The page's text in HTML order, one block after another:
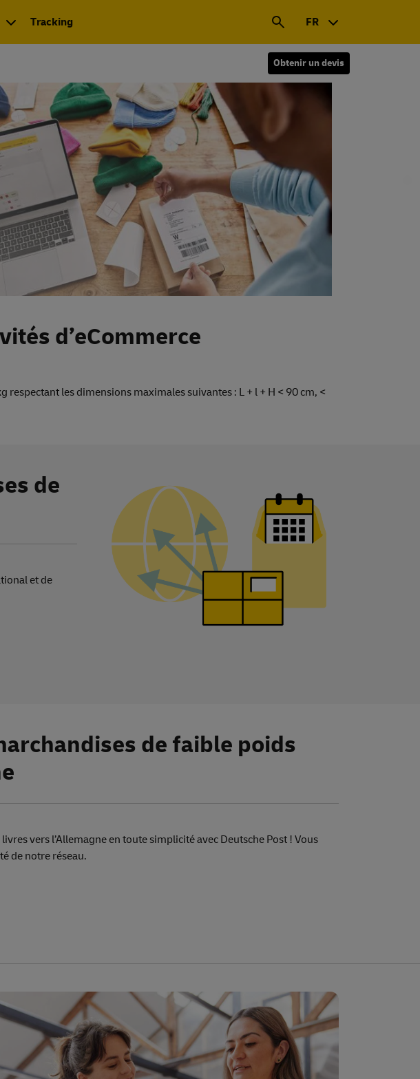
Tracking FR
Obtenir un devis
d’eCommerce
respectant les dimensions maximales suivantes : L + l + H < 90 cm, <
de
et de
de faible poids
vers l’Allemagne en toute simplicité avec Deutsche Post ! Vous
de notre réseau.